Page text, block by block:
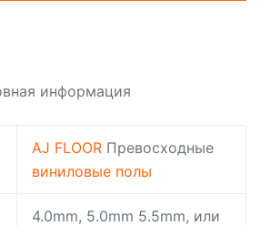
информация
AJ FLOOR Превосходные
виниловые полы
4.0mm, 5.0mm 5.5mm, или